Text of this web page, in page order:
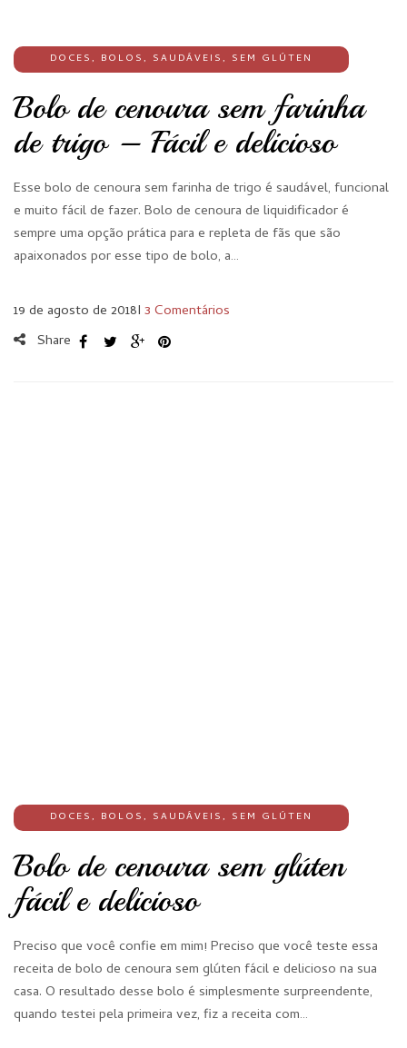
DOCES, BOLOS, SAUDÁVEIS, SEM GLÚTEN
Bolo de cenoura sem farinha
de trigo – Fácil e delicioso
Esse bolo de cenoura sem farinha de trigo é saudável, funcional
e muito fácil de fazer. Bolo de cenoura de liquidificador é
sempre uma opção prática para e repleta de fãs que são
apaixonados por esse tipo de bolo, a…
19 de agosto de 2018I 3 Comentários
Share
DOCES, BOLOS, SAUDÁVEIS, SEM GLÚTEN
Bolo de cenoura sem glúten
fácil e delicioso
Preciso que você confie em mim! Preciso que você teste essa
receita de bolo de cenoura sem glúten fácil e delicioso na sua
casa. O resultado desse bolo é simplesmente surpreendente,
quando testei pela primeira vez, fiz a receita com…